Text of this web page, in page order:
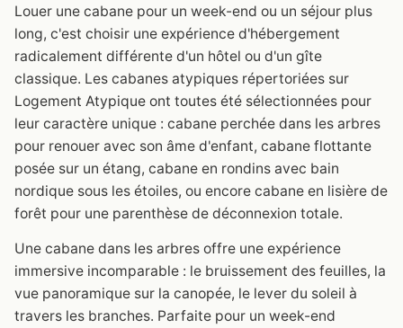
Louer une cabane pour un week-end ou un séjour plus
long, c'est choisir une expérience d'hébergement
radicalement différente d'un hôtel ou d'un gîte
classique. Les cabanes atypiques répertoriées sur
Logement Atypique ont toutes été sélectionnées pour
leur caractère unique : cabane perchée dans les arbres
pour renouer avec son âme d'enfant, cabane flottante
posée sur un étang, cabane en rondins avec bain
nordique sous les étoiles, ou encore cabane en lisière de
forêt pour une parenthèse de déconnexion totale.
Une cabane dans les arbres offre une expérience
immersive incomparable : le bruissement des feuilles, la
vue panoramique sur la canopée, le lever du soleil à
travers les branches. Parfaite pour un week-end